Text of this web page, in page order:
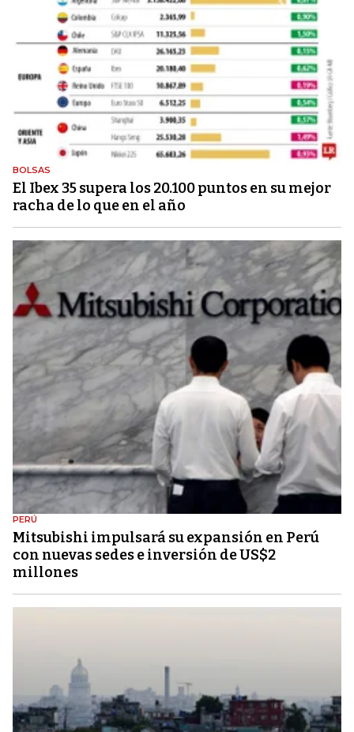
BOLSAS
El Ibex 35 supera los 20.100 puntos en su mejor
racha de lo que en el año
PERÚ
Mitsubishi impulsará su expansión en Perú
con nuevas sedes e inversión de US$2
millones